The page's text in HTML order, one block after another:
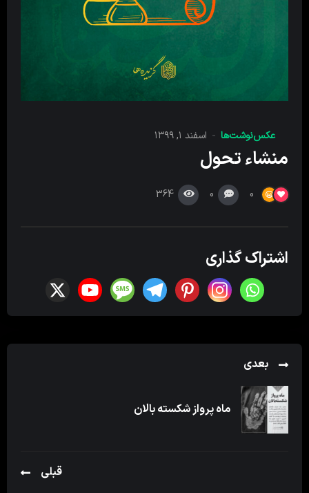
عکس‌نوشت‌ها اسفند ۱, ۱۳۹۹
منشاء تحول
0
0
364
اشتراک گذاری
بعدی
ماه پرواز شکسته بالان
قبلی